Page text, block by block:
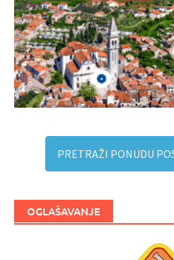
PRETRAŽI PONUDU
OGLAŠAVANJE